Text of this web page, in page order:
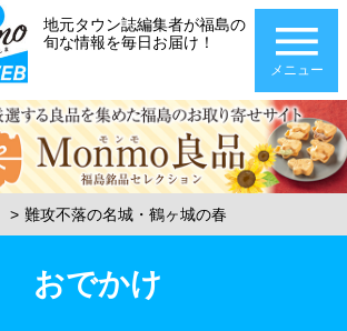
地元タウン誌編集者が福島の
旬な情報を毎日お届け！
メニュー
難攻不落の名城・鶴ヶ城の春
おでかけ